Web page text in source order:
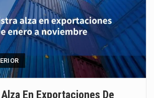
En Exportaciones De